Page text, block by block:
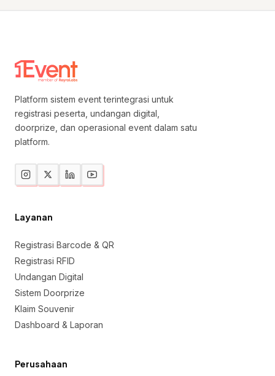
Platform sistem event terintegrasi untuk
registrasi peserta, undangan digital,
doorprize, dan operasional event dalam satu
platform.
Layanan
Registrasi Barcode & QR
Registrasi RFID
Undangan Digital
Sistem Doorprize
Klaim Souvenir
Dashboard & Laporan
Perusahaan